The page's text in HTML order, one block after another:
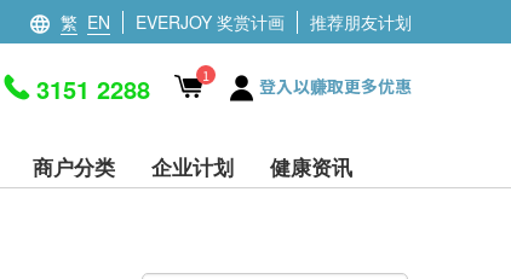
繁 EN EVERJOY 奖赏计画 推荐朋友计划
3151 2288 1 登入以赚取更多优惠
商户分类 企业计划 健康资讯